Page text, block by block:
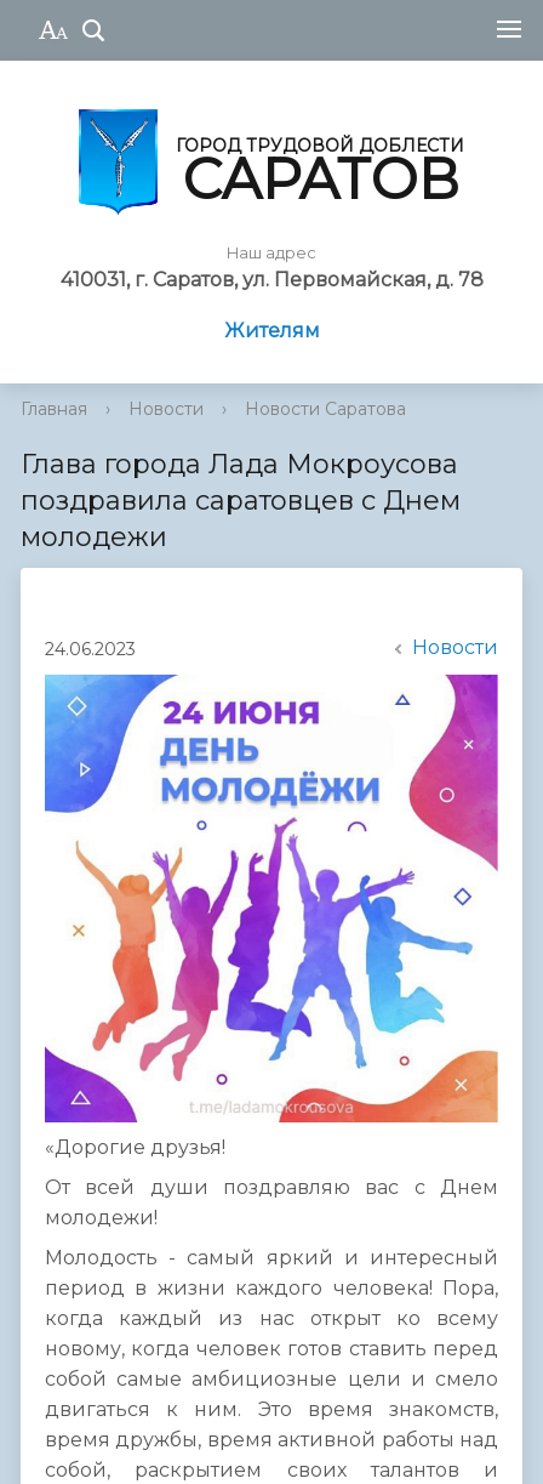
ГОРОД ТРУДОВОЙ ДОБЛЕСТИ
САРАТОВ
Наш адрес
410031, г. Саратов, ул. Первомайская, д. 78
Жителям
Главная › Новости › Новости Саратова
Глава города Лада Мокроусова
поздравила саратовцев с Днем
молодежи
24.06.2023 Новости
«Дорогие друзья!
От всей души поздравляю вас с Днем
молодежи!
Молодость - самый яркий и интересный
период в жизни каждого человека! Пора,
когда каждый из нас открыт ко всему
новому, когда человек готов ставить перед
собой самые амбициозные цели и смело
двигаться к ним. Это время знакомств,
время дружбы, время активной работы над
собой, раскрытием своих талантов и